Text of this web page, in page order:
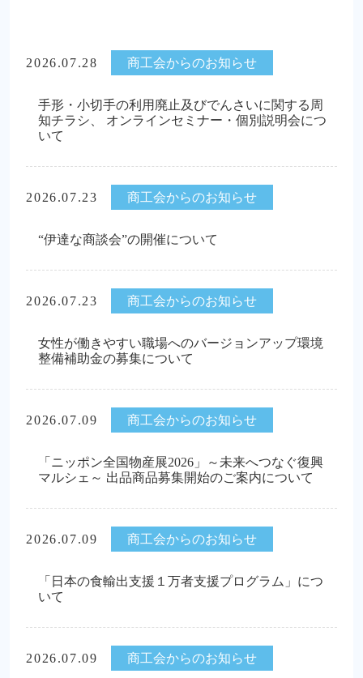
2026.07.28 商工会からのお知らせ
手形・小切手の利用廃止及びでんさいに関する周
知チラシ、 オンラインセミナー・個別説明会につ
いて
2026.07.23 商工会からのお知らせ
“伊達な商談会”の開催について
2026.07.23 商工会からのお知らせ
女性が働きやすい職場へのバージョンアップ環境
整備補助金の募集について
2026.07.09 商工会からのお知らせ
「ニッポン全国物産展2026」～未来へつなぐ復興
マルシェ～ 出品商品募集開始のご案内について
2026.07.09 商工会からのお知らせ
「日本の食輸出支援１万者支援プログラム」につ
いて
2026.07.09 商工会からのお知らせ